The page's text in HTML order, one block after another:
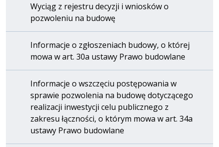
Wyciąg z rejestru decyzji i wniosków o
pozwoleniu na budowę
Informacje o zgłoszeniach budowy, o której
mowa w art. 30a ustawy Prawo budowlane
Informacje o wszczęciu postępowania w
sprawie pozwolenia na budowę dotyczącego
realizacji inwestycji celu publicznego z
zakresu łączności, o którym mowa w art. 34a
ustawy Prawo budowlane